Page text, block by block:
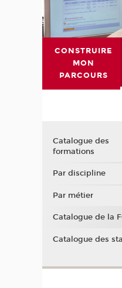
CONSTRUIRE
MON
PARCOURS
Catalogue des
formations
Par discipline
Par métier
Catalogue de la
Catalogue des